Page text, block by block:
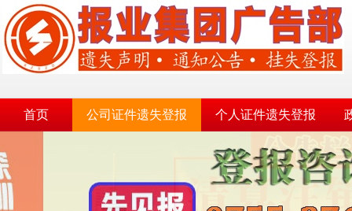
首页 公司证件遗失登报 个人证件遗失登报